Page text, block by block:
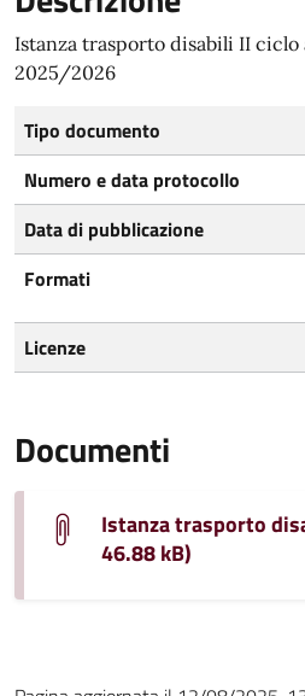
Istanza trasporto disabili II ciclo
2025/2026
Tipo documento
Numero e data protocollo
Data di pubblicazione
Formati
Licenze
Documenti
Istanza trasporto
46.88 kB)